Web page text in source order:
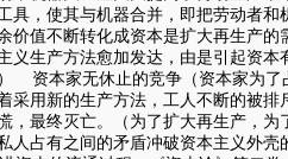
具，使其与机器合并，即把劳动者
价值不断转化成资本是扩大再生产
义生产方法愈加发达，由是引起资
资本家无休止的竞争（资本家为了
采用新的生产方法，工人不断的被
，最终灭亡。（为了扩大再生产，
人占有之间的矛盾冲破资本主义外壳